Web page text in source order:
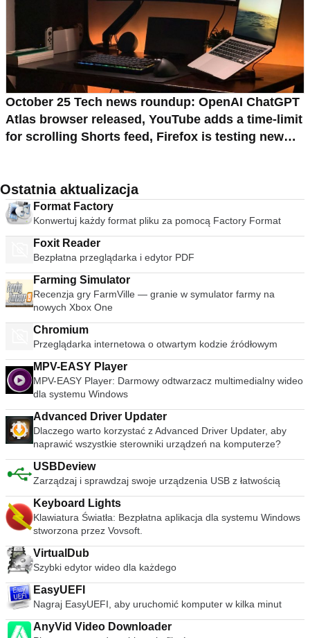
October 25 Tech news roundup: OpenAI ChatGPT
Atlas browser released, YouTube adds a time-limit
for scrolling Shorts feed, Firefox is testing new
Ostatnia aktualizacja
Format Factory
Konwertuj każdy format pliku za pomocą Factory Format
Foxit Reader
Bezpłatna przeglądarka i edytor PDF
Farming Simulator
Recenzja gry FarmVille — granie w symulator farmy na
nowych Xbox One
Chromium
Przeglądarka internetowa o otwartym kodzie źródłowym
MPV-EASY Player
MPV-EASY Player: Darmowy odtwarzacz multimedialny wideo
dla systemu Windows
Advanced Driver Updater
Dlaczego warto korzystać z Advanced Driver Updater, aby
naprawić wszystkie sterowniki urządzeń na komputerze?
USBDeview
Zarządzaj i sprawdzaj swoje urządzenia USB z łatwością
Keyboard Lights
Klawiatura Światła: Bezpłatna aplikacja dla systemu Windows
stworzona przez Vovsoft.
VirtualDub
Szybki edytor wideo dla każdego
EasyUEFI
Nagraj EasyUEFI, aby uruchomić komputer w kilka minut
AnyVid Video Downloader